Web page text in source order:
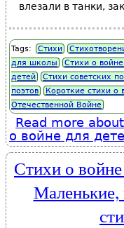
влезали в танки,
Tags: Стихи
для школы
Стихи о
детей
Стихи советских
поэтов
Короткие стихи о
Отечественной Войне
Read more
о войне для
Стихи о
Маленькие,